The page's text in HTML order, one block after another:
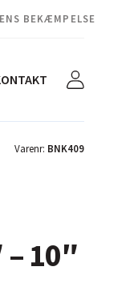
BEKÆMPELSE
Varenr: BNK409
10″